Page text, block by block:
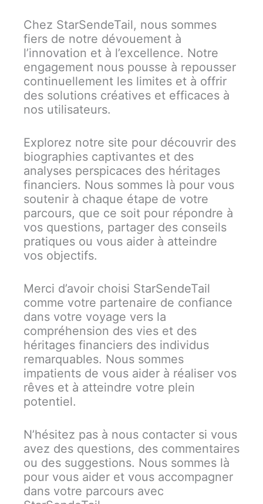
Chez StarSendeTail, nous sommes
fiers de notre dévouement à
l’innovation et à l’excellence. Notre
engagement nous pousse à repousser
continuellement les limites et à offrir
des solutions créatives et efficaces à
nos utilisateurs.
Explorez notre site pour découvrir des
biographies captivantes et des
analyses perspicaces des héritages
financiers. Nous sommes là pour vous
soutenir à chaque étape de votre
parcours, que ce soit pour répondre à
vos questions, partager des conseils
pratiques ou vous aider à atteindre
vos objectifs.
Merci d’avoir choisi StarSendeTail
comme votre partenaire de confiance
dans votre voyage vers la
compréhension des vies et des
héritages financiers des individus
remarquables. Nous sommes
impatients de vous aider à réaliser vos
rêves et à atteindre votre plein
potentiel.
N’hésitez pas à nous contacter si vous
avez des questions, des commentaires
ou des suggestions. Nous sommes là
pour vous aider et vous accompagner
dans votre parcours avec